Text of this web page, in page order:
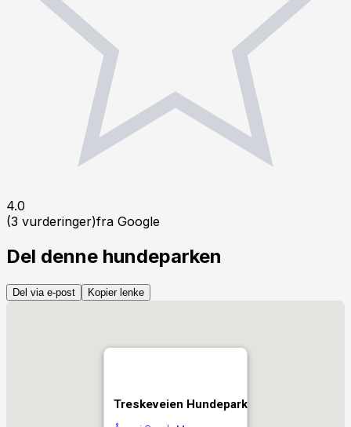
4.0
(3 vurderinger)fra Google
Del denne hundeparken
Del via e-post Kopier lenke
Treskeveien Hundepark